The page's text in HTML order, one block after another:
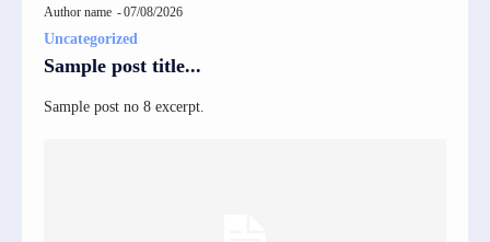
Author name -07/08/2026
Uncategorized
Sample post title...
Sample post no 8 excerpt.